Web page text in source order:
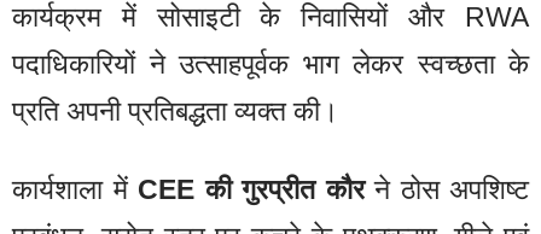
कार्यक्रम में सोसाइटी के निवासियों और RWA
पदाधिकारियों ने उत्साहपूर्वक भाग लेकर स्वच्छता के
प्रति अपनी प्रतिबद्धता व्यक्त की।
कार्यशाला में CEE की गुरप्रीत कौरने ठोस अपशिष्ट